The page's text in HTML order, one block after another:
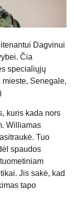
Dagvinui
Čia
specialiųjų
Senegale,
kuris kada nors
Williamas
Tuo
spaudos
Jis sakė, kad
tapo